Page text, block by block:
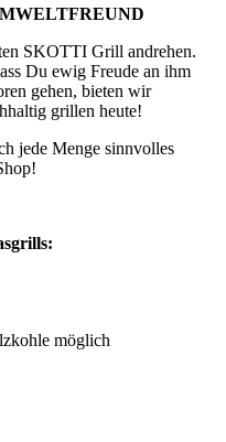
SKOTTI Grill andrehen.
Du ewig Freude an ihm
gehen, bieten wir
grillen heute!
jede Menge sinnvolles
möglich